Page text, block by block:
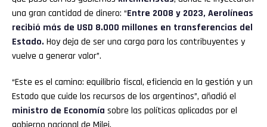
una gran cantidad de dinero: “Entre 2008 y 2023, Aerolíneas
recibió más de USD 8.000 millones en transferencias del
Estado. Hoy deja de ser una carga para los contribuyentes y
vuelve a generar valor”.
“Este es el camino: equilibrio fiscal, eficiencia en la gestión y un
Estado que cuide los recursos de los argentinos”, añadió el
ministro de Economía sobre las políticas aplicadas por el